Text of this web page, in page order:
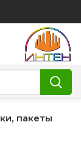
пакеты